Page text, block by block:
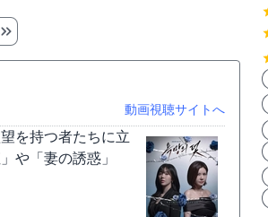
動画視聴サイトへ
を持つ者たちに立
や「妻の誘惑」